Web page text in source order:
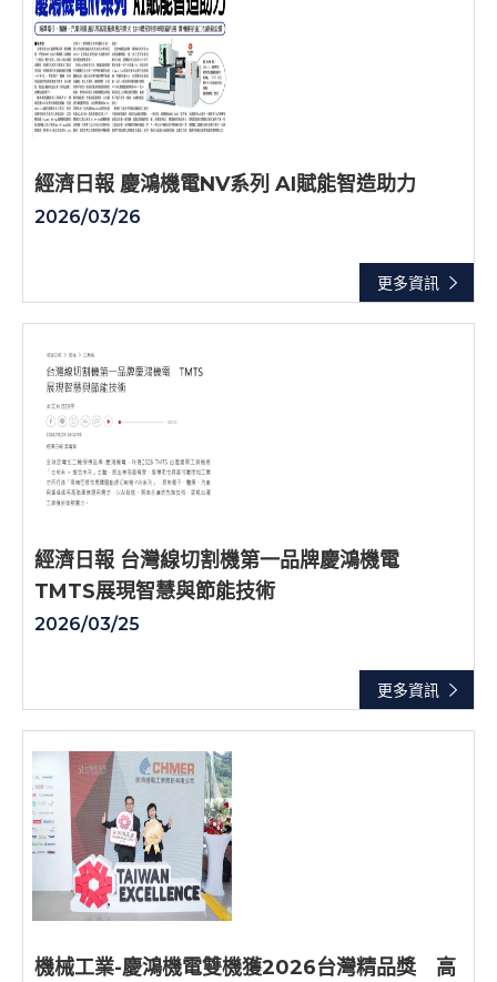
更多資訊
經濟日報 慶鴻機電NV系列 AI賦能智造助力
2026/03/26
更多資訊
經濟日報 台灣線切割機第一品牌慶鴻機電
TMTS展現智慧與節能技術
2026/03/25
機械工業-慶鴻機電雙機獲2026台灣精品獎 高